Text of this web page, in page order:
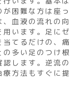
困難な方は座っ
血液の流れの向
います。足にゼ
当てるだけの、痛
多い足のつけ根
認します。逆流の
方法もすぐに提